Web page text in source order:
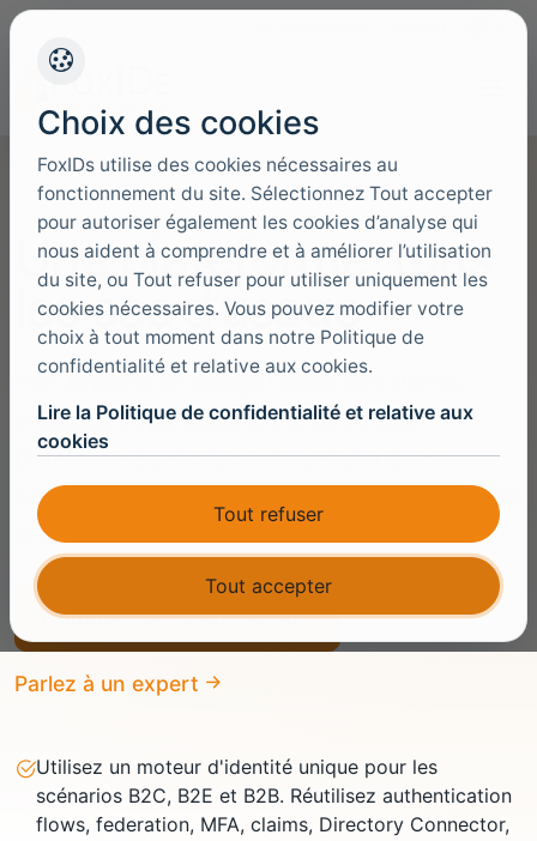
Langues
Une plateforme, tous
les cas d’usage
FoxIDs prend en charge l'accès des clients,
employés et partenaires sur une seule
plateforme EU-first, combinant standards
ouverts, protocol bridging, intégration d'annuaire
et choix de deployment.
Commencez gratuitement
Parlez à un expert
Utilisez un moteur d'identité unique pour les
scénarios B2C, B2E et B2B. Réutilisez authentication
flows, federation, MFA, claims, Directory Connector,
Choix des cookies
FoxIDs utilise des cookies nécessaires au
fonctionnement du site. Sélectionnez Tout accepter
pour autoriser également les cookies d’analyse qui
nous aident à comprendre et à améliorer l’utilisation
du site, ou Tout refuser pour utiliser uniquement les
cookies nécessaires. Vous pouvez modifier votre
choix à tout moment dans notre Politique de
confidentialité et relative aux cookies.
Lire la Politique de confidentialité et relative aux
cookies
Tout refuser
Tout accepter